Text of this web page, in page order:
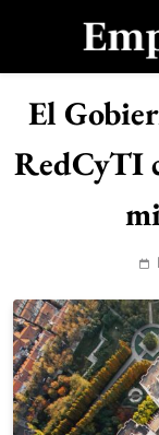
El
RedCyTI